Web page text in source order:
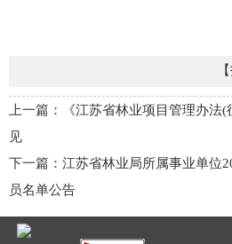
上一篇：《江苏省林业项目管理办法
见
下一篇：江苏省林业局所属事业单位
员名单公告